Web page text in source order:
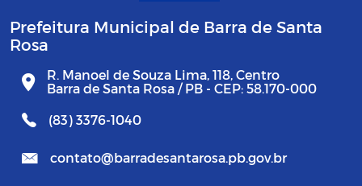
Prefeitura Municipal de Barra de Santa
Rosa
R. Manoel de Souza Lima, 118, Centro
Barra de Santa Rosa / PB - CEP: 58.170-000
(83) 3376-1040
contato@barradesantarosa.pb.gov.br